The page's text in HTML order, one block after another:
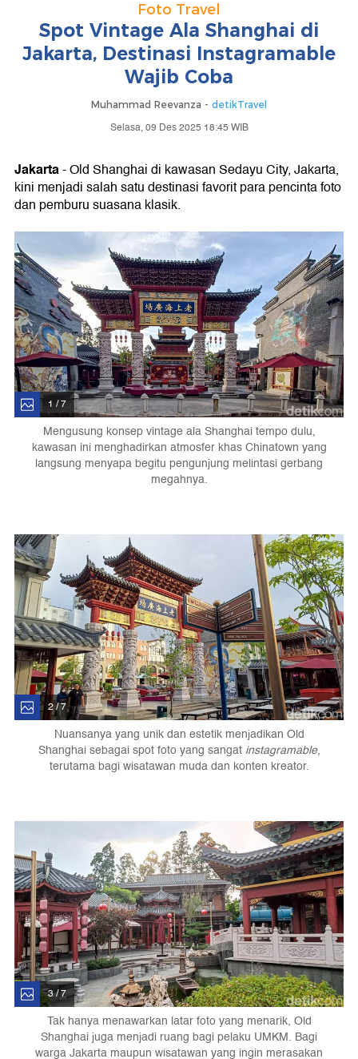
Foto Travel
Spot Vintage Ala Shanghai di
Jakarta, Destinasi Instagramable
Wajib Coba
Muhammad Reevanza - detikTravel
Selasa, 09 Des 2025 18:45 WIB
Jakarta- Old Shanghai di kawasan Sedayu City, Jakarta,
kini menjadi salah satu destinasi favorit para pencinta foto
dan pemburu suasana klasik.
1 / 7
Mengusung konsep vintage ala Shanghai tempo dulu,
kawasan ini menghadirkan atmosfer khas Chinatown yang
langsung menyapa begitu pengunjung melintasi gerbang
megahnya.
2 / 7
Nuansanya yang unik dan estetik menjadikan Old
Shanghai sebagai spot foto yang sangat instagramable,
terutama bagi wisatawan muda dan konten kreator.
3 / 7
Tak hanya menawarkan latar foto yang menarik, Old
Shanghai juga menjadi ruang bagi pelaku UMKM. Bagi
warga Jakarta maupun wisatawan yang ingin merasakan